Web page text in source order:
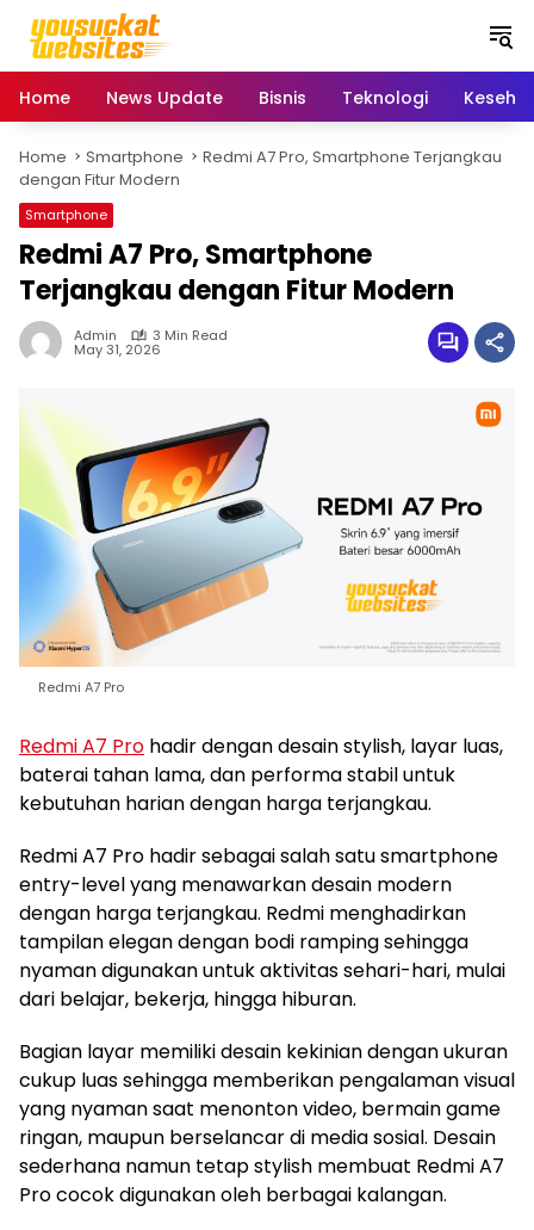
Home News Update Bisnis Teknologi
Home Smartphone
Redmi A7 Pro, Smartphone Terjangkau
dengan Fitur Modern
Smartphone
Redmi A7 Pro, Smartphone
Terjangkau dengan Fitur Modern
Admin 3 Min Read
May 31, 2026
Redmi A7 Pro
Redmi A7 Pro hadir dengan desain stylish, layar luas,
baterai tahan lama, dan performa stabil untuk
kebutuhan harian dengan harga terjangkau.
Redmi A7 Pro hadir sebagai salah satu smartphone
entry-level yang menawarkan desain modern
dengan harga terjangkau. Redmi menghadirkan
tampilan elegan dengan bodi ramping sehingga
nyaman digunakan untuk aktivitas sehari-hari, mulai
dari belajar, bekerja, hingga hiburan.
Bagian layar memiliki desain kekinian dengan ukuran
cukup luas sehingga memberikan pengalaman visual
yang nyaman saat menonton video, bermain game
ringan, maupun berselancar di media sosial. Desain
sederhana namun tetap stylish membuat Redmi A7
Pro cocok digunakan oleh berbagai kalangan.